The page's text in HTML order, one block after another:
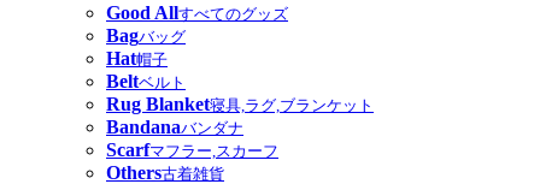
Good Allすべてのグッズ
Bagバッグ
Hat帽子
Beltベルト
Rug Blanket寝具,ラグ,ブランケット
Bandanaバンダナ
Scarfマフラー,スカーフ
Others古着雑貨